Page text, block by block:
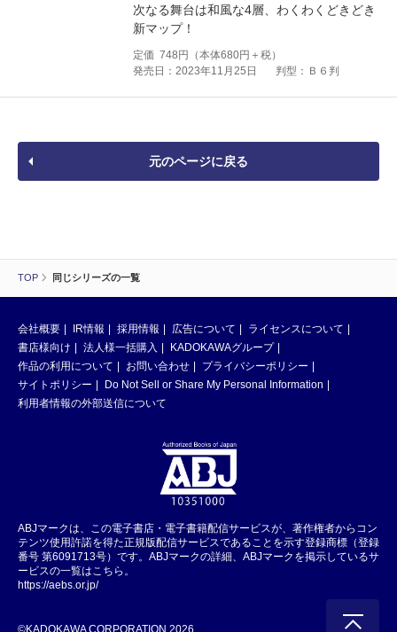
TOP 同じシリーズの一覧
次なる舞台は和風な4層、わくわくどきどき
新マップ！
定価 748 円（本体680円＋税）
発売日：2023年11月25日
判型：Ｂ６判
元のページに戻る
会社概要 IR情報 採用情報 広告について
ライセンスについて
書店様向け
法人様一括購入
KADOKAWAグループ
作品の利用について
お問い合わせ
プライバシーポリシー
サイトポリシー
Do Not Sell or Share My Personal Information
利用者情報の外部送信について
ABJマークは、この電子書店・電子書籍配信サービスが、著作権者からコン
テンツ使用許諾を得た正規版配信サービスであることを示す登録商標（登録
番号 第6091713号）です。ABJマークの詳細、ABJマークを掲示しているサ
ービスの一覧はこちら。
https://aebs.or.jp/